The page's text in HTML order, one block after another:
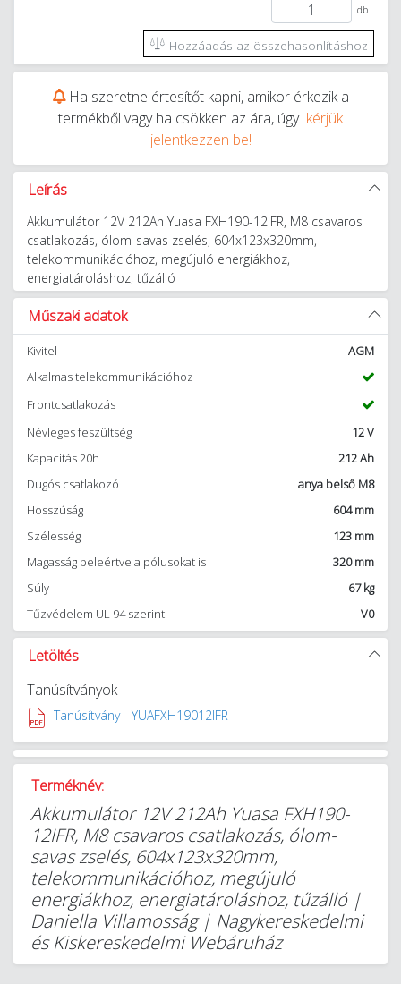
db.
Hozzáadás az összehasonlításhoz
Ha szeretne értesítőt kapni, amikor érkezik a
termékből vagy ha csökken az ára, úgy kérjük
jelentkezzen be!
Leírás
Akkumulátor 12V 212Ah Yuasa FXH190-12IFR, M8 csavaros
csatlakozás, ólom-savas zselés, 604x123x320mm,
telekommunikációhoz, megújuló energiákhoz,
energiatároláshoz, tűzálló
Műszaki adatok
Kivitel
AGM
Alkalmas telekommunikációhoz
Frontcsatlakozás
Névleges feszültség
12 V
Kapacitás 20h
212 Ah
Dugós csatlakozó
anya belső M8
Hosszúság
604 mm
Szélesség
123 mm
Magasság beleértve a pólusokat is
320 mm
Súly
67 kg
Tűzvédelem UL 94 szerint
V0
Letöltés
Tanúsítványok
Tanúsítvány - YUAFXH19012IFR
Terméknév:
Akkumulátor 12V 212Ah Yuasa FXH190-
12IFR, M8 csavaros csatlakozás, ólom-
savas zselés, 604x123x320mm,
telekommunikációhoz, megújuló
energiákhoz, energiatároláshoz, tűzálló |
Daniella Villamosság | Nagykereskedelmi
és Kiskereskedelmi Webáruház